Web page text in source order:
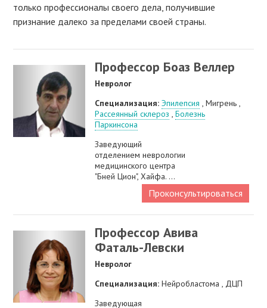
только профессионалы своего дела, получившие
признание далеко за пределами своей страны.
Профессор Боаз Веллер
Невролог
Специализация:Эпилепсия , Мигрень ,
Рассеянный склероз ,Болезнь
Паркинсона
Заведующий
отделением неврологии
медицинского центра
"Бней Цион", Хайфа. ...
Проконсультироваться
Профессор Авива
Фаталь-Левски
Невролог
Специализация:Нейробластома , ДЦП
Заведующая